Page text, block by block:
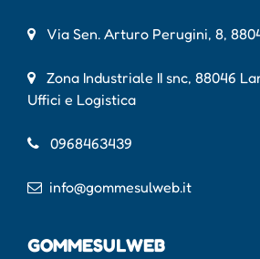
Via Sen. Arturo Perugini, 8,
Zona Industriale II snc, 88046
Uffici e Logistica
0968463439
info@gommesulweb.it
GOMMESULWEB